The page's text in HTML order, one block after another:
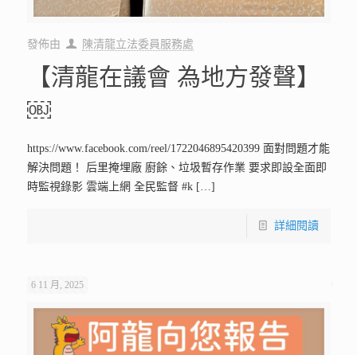
發佈由 陳清龍立法委員服務處
【清龍在議會 為地方發聲】
￼
https://www.facebook.com/reel/1722046895420399 面對問題才能
解決問題！ 后里掩埋廠 廚餘、垃圾暫存作業 要求即設全面即
時監視錄影 雲端上網 全民監督 #k[…]
詳細閱讀
6 11 月, 2025